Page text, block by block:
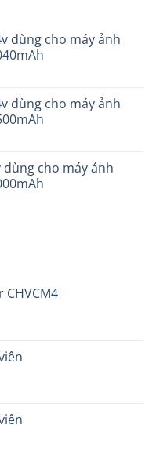
dùng cho máy ảnh
₫.
dùng cho máy ảnh
₫.
dùng cho máy ảnh
CHVCM4
₫.